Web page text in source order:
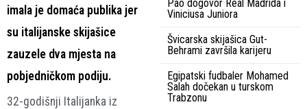
imala je domaća publika jer
su italijanske skijašice
zauzele dva mjesta na
pobjedničkom podiju.
32-godišnji Italijanka iz
Pao dogovor Real Madrida i
Viniciusa Juniora
Švicarska skijašica Gut-
Behrami završila karijeru
Egipatski fudbaler Mohamed
Salah dočekan u turskom
Trabzonu